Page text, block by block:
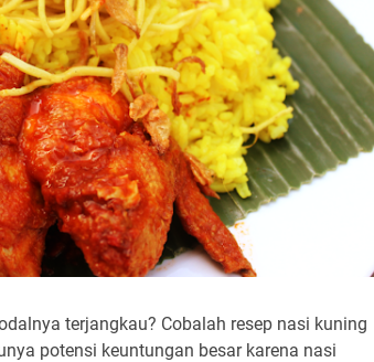
terjangkau? Cobalah resep nasi kuning
potensi keuntungan besar karena nasi